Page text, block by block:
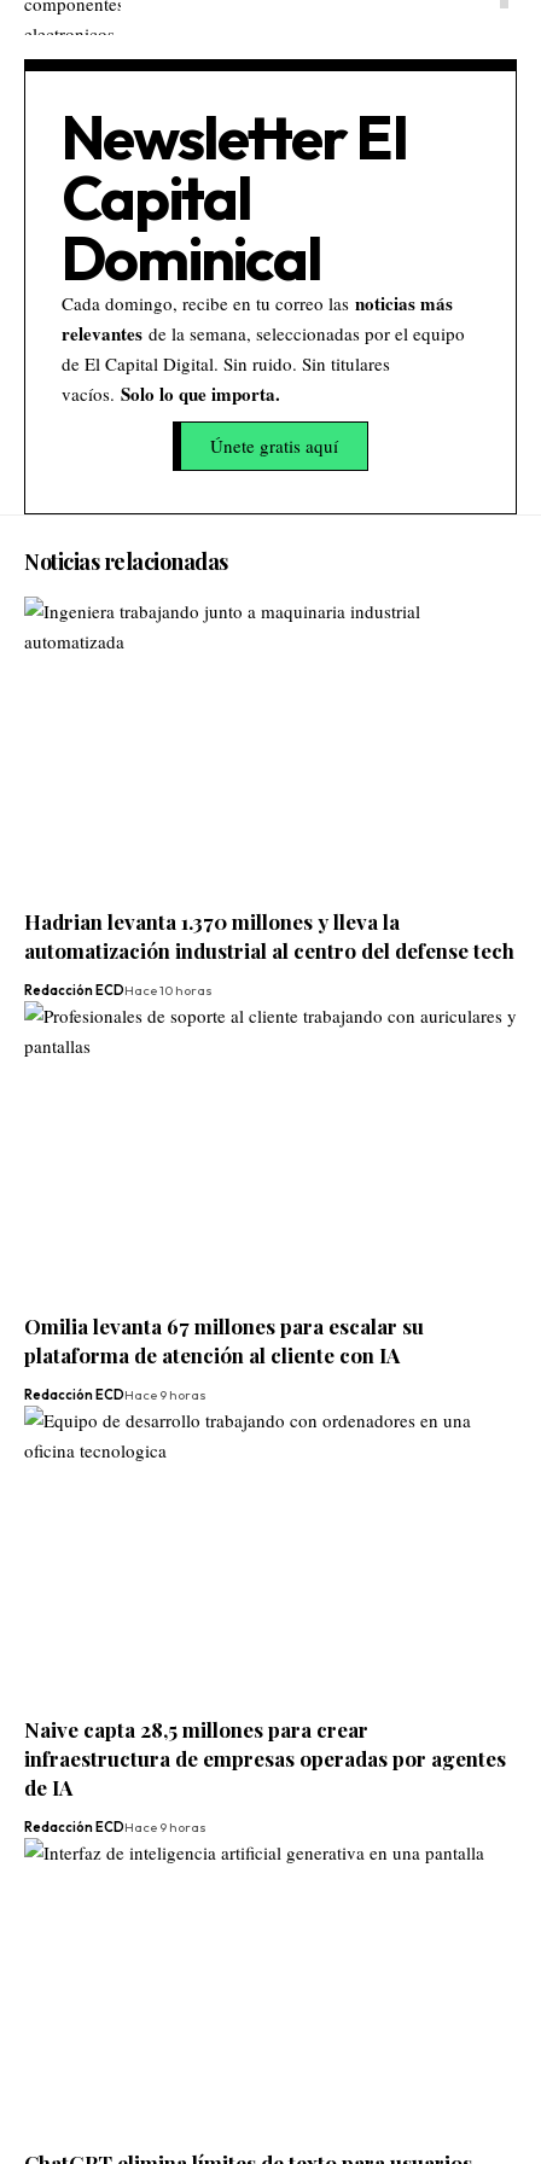
Newsletter El
Capital
Dominical
Cada domingo, recibe en tu correo las noticias más
relevantes de la semana, seleccionadas por el equipo
de El Capital Digital. Sin ruido. Sin titulares
vacíos. Solo lo que importa.
Únete gratis aquí
Noticias relacionadas
Hadrian levanta 1.370 millones y lleva la
automatización industrial al centro del defense tech
Redacción ECDHace 10 horas
Omilia levanta 67 millones para escalar su
plataforma de atención al cliente con IA
Redacción ECDHace 9 horas
Naive capta 28,5 millones para crear
infraestructura de empresas operadas por agentes
de IA
Redacción ECDHace 9 horas